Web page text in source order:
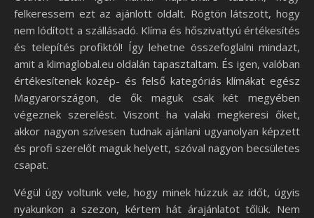
felkeressem ezt az ajánlott oldalt. Rögtön látszott, hogy
nem lódított a szállásadó. Klíma és hőszivattyú értékesítés
és telepítés profiktól! Így lehetne összefoglalni mindazt,
amit a klimaglobal.eu oldalán tapasztaltam. És igen, valóban
értékesítenek közép- és felső kategóriás klímákat egész
Magyarországon, de ők maguk csak két megyében
végeznek szerelést. Viszont ha valaki megkeresi őket,
akkor nagyon szívesen tudnak ajánlani ugyanolyan képzett
és profi szerelőt maguk helyett, szóval nagyon becsületes
csapat.
Végül úgy voltunk vele, hogy minek húzzuk az időt, úgyis
nyakunkon a szezon, kértem hát árajánlatot tőlük. Nem